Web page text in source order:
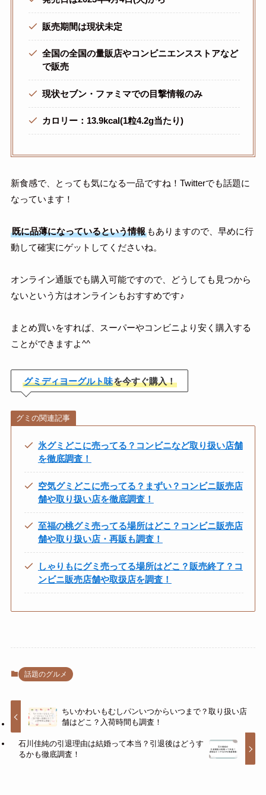
販売期間は現状未定
全国の全国の量販店やコンビニエンスストアなど
で販売
現状セブン・ファミマでの目撃情報のみ
カロリー：13.9kcal(1粒4.2g当たり)
新食感で、とっても気になる一品ですね！Twitterでも話題に
なっています！
既に品薄になっているという情報もありますので、早めに行
動して確実にゲットしてくださいね。
オンライン通販でも購入可能ですので、どうしても見つから
ないという方はオンラインもおすすめです♪
まとめ買いをすれば、スーパーやコンビニより安く購入する
ことができますよ^^
グミディヨーグルト味を今すぐ購入！
グミの関連記事
氷グミどこに売ってる？コンビニなど取り扱い店舗
を徹底調査！
空気グミどこに売ってる？まずい？コンビニ販売店
舗や取り扱い店を徹底調査！
至福の桃グミ売ってる場所はどこ？コンビニ販売店
舗や取り扱い店・再販も調査！
しゃりもにグミ売ってる場所はどこ？販売終了？コ
ンビニ販売店舗や取扱店を調査！
話題のグルメ
ちいかわいもむしパンいつからいつまで？取り扱い店
舗はどこ？入荷時間も調査！
石川佳純の引退理由は結婚って本当？引退後はどうす
るかも徹底調査！